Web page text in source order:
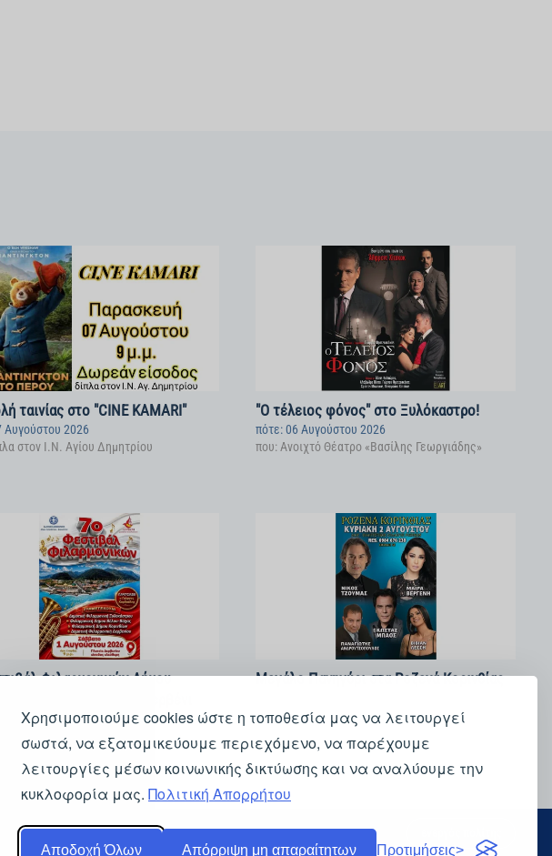
Χρησιμοποιούμε cookies ώστε η τοποθεσία μας να λειτουργεί
σωστά, να εξατομικεύουμε περιεχόμενο, να παρέχουμε
λειτουργίες μέσων κοινωνικής δικτύωσης και να αναλύουμε την
κυκλοφορία μας. Πολιτική Απορρήτου
Αποδοχή Όλων Απόρριψη μη απαραίτητων Προτιμήσεις
ταινίας στο "CINE KAMARI"
Αυγούστου 2026
στον Ι.Ν. Αγίου Δημητρίου
"Ο τέλειος φόνος" στο Ξυλόκαστρο!
πότε: 06 Αυγούστου 2026
που: Ανοιχτό Θέατρο «Βασίλης Γεωργιάδης»
Φιλαρμονικών Δήμου
– Ευρωστίνης | Δερβένι
Μεγάλο Πανηγύρι στα Ροζενά Κορινθίας